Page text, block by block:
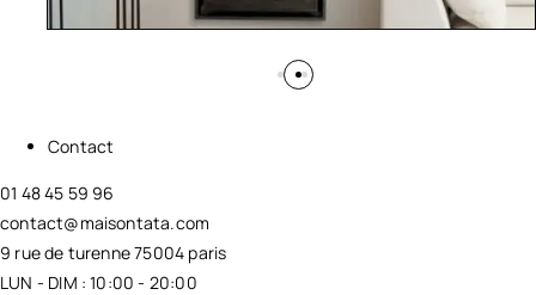
Contact
01 48 45 59 96
contact@maisontata.com
9 rue de turenne 75004 paris
LUN - DIM : 10:00 - 20:00